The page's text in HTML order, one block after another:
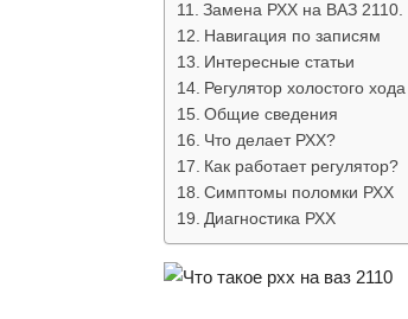
Замена РХХ на ВАЗ 2110.
Навигация по записям
Интересные статьи
Регулятор холостого
Общие сведения
Что делает РХХ?
Как работает регулятор?
Симптомы поломки РХХ
Диагностика РХХ